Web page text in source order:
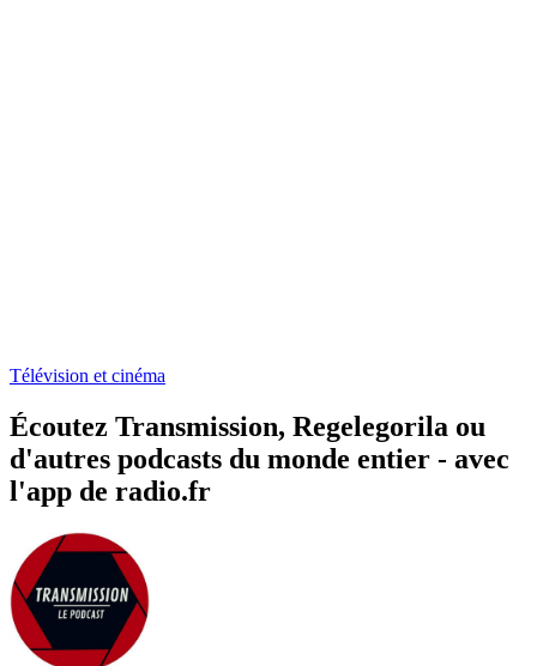
Télévision et cinéma
Écoutez Transmission, Regelegorila ou
d'autres podcasts du monde entier - avec
l'app de radio.fr